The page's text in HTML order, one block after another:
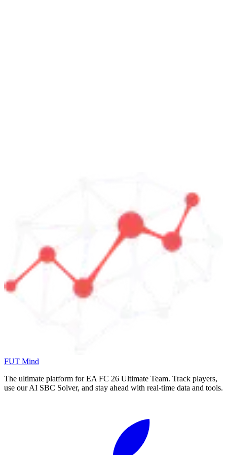
FUT Mind
The ultimate platform for EA FC 26 Ultimate Team. Track players,
use our AI SBC Solver, and stay ahead with real-time data and tools.